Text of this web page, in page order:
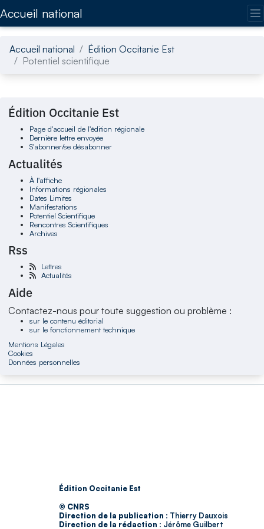
Accueil national
Accueil national
Édition Occitanie Est
Potentiel scientifique
Édition Occitanie Est
Page d'accueil de l'édition régionale
Dernière lettre envoyée
S'abonner/se désabonner
Actualités
À l'affiche
Informations régionales
Dates Limites
Manifestations
Potentiel Scientifique
Rencontres Scientifiques
Archives
Rss
Lettres
Actualités
Aide
Contactez-nous pour toute suggestion ou problème :
sur le contenu éditorial
sur le fonctionnement technique
Mentions Légales
Cookies
Données personnelles
Édition Occitanie Est
© CNRS
Direction de la publication : Thierry Dauxois
Direction de la rédaction : Jérôme Guilbert